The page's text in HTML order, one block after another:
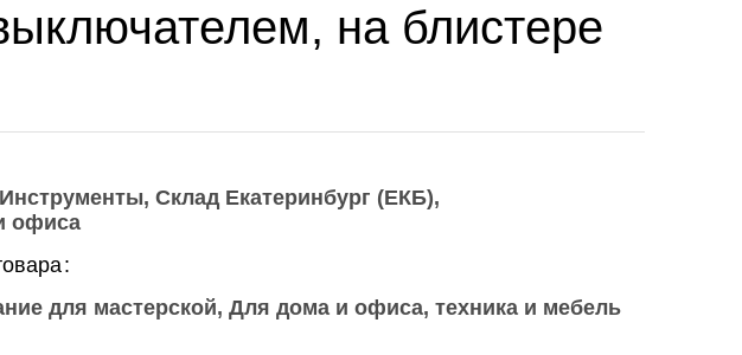
на блистере
Инструменты Склад Екатеринбург (ЕКБ)
офиса
для мастерской, Для дома и офиса, техника и мебель